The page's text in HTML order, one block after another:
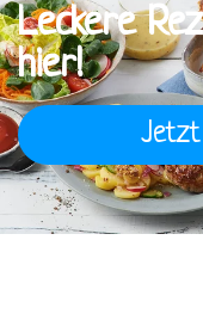
Leckere
hier!
Jetzt